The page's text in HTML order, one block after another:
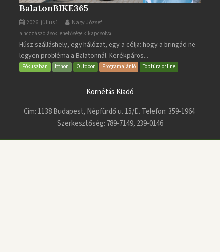
BalatonBIKE365
2026. július 1. Nagy József
BalatonBIKE365
bejegyzéshez
a hozzászólások lehetősége kikapcsolva
Húsz szálláshely, egy hálózat, egy a célja: hogy a bringád ne
legyen probléma a Balatonnál. Kerékpáros...
Fókuszban Itthon Outdoor Programajánló Toptúra online
Kornétás Kiadó
Cím: 1138 Budapest, Népfürdő u. 15/D. Telefon: 359-1964
Szerkesztőség: 789-7149, 239-0146